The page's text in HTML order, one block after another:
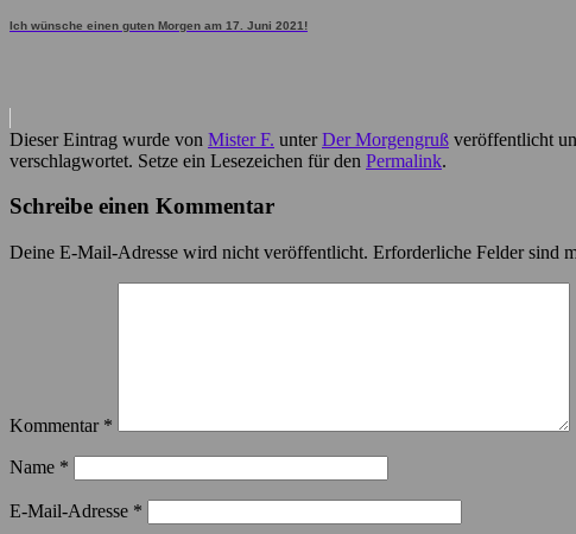
Ich wünsche einen guten Morgen am 17. Juni 2021!
Dieser Eintrag wurde von Mister F. unterDer Morgengruß veröffentlicht
verschlagwortet. Setze ein Lesezeichen für den Permalink.
Schreibe einen Kommentar
Deine E-Mail-Adresse wird nicht veröffentlicht. Erforderliche Felder sind
Kommentar *
Name *
E-Mail-Adresse *